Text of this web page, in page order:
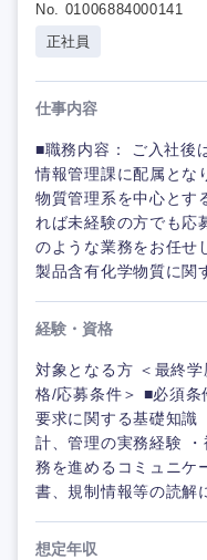
No. 01006884000141
正社員
仕事内容
■職務内容： ご入社後
情報管理課に配属とな
物質管理系を中心と
れば未経験の方でも応
のような業務をお任せ
製品含有化学物質に関
経験・資格
対象となる方 ＜最終
格/応募条件＞ ■必須条
要求に関する基礎知識
計、管理の実務経験
務を進めるコミュニケ
書、規制情報等の読解
想定年収